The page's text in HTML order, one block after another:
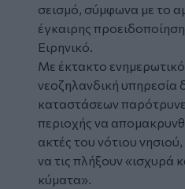
σεισμό, σύμφωνα με το
έγκαιρης
Ειρηνικό.
Με έκτακτο ενημερωτικό
νεοζηλανδική υπηρεσία
καταστάσεων παρότρυνε
περιοχής να
ακτές του νότιου
να τις πλήξουν «ισχυρά
κύματα».